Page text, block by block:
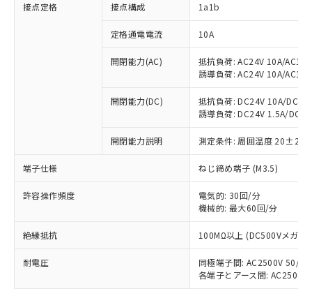
接点定格 接点構成 1a1b
定格通電電流 10A
開閉能力(AC)
抵抗負荷: AC24V 10A/
誘導負荷: AC24V 10A/
開閉能力(DC)
抵抗負荷: DC24V 10A/
誘導負荷: DC24V 1.5A/
開閉能力説明 測定条件: 周囲温度 20±2℃
端子仕様 ねじ締め端子 (M3.5)
許容操作頻度
電気的: 30回/分
機械的: 最大60回/分
絶縁抵抗 100MΩ以上 (DC500Vメガ)
耐電圧
同極端子間: AC2500V 50/
各端子とアース間:
ご利用条件
以下の条件をお読みいただき、同意のうえ
ご利用ください。
本サービスは、当社制御機器事業取扱
商品の当社在庫状況および標準価格
(税抜)を提供させていただくもので
当社制御機器事業取扱商品の中には、
本サービスの対象外となる商品もある
対応済み：EU RoHS指令（10物質）の
非含有に対応した製品が提供可能な商品で
対応予定：EU RoHS指令（10物質）の非含
有に対応した製品に切り替える予定のある
対応予定なし：EU RoHS指令（10物質）の
非含有に非対応の商品で、対応品を出す予
定はありません。
調査・確認中：EU RoHS指令（10物質）の
非含有の対応状況を調査中または確認中の
非該当品：ライセンス料など無形物で、有
害物質有無と関係のない商品です。
仕入先様の事情により、非含有部品として
いたものが、含有品と判明した場合などや
むを得ず変更することがあります。
※1 中国RoHS○×表
「○」：最大均質材料含有率が中国RoHSの
基準値以下であることを示します。
「×」：最大均質材料含有率が中国RoHSの
基準値を超えていることを示します。
「－」：未確認です。当社販売部門へお問
当社は、これら貴社製品のうち、外国